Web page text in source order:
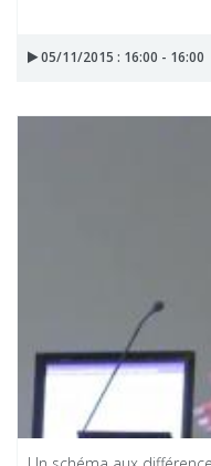
05/11/2015 : 16:00 - 16:00